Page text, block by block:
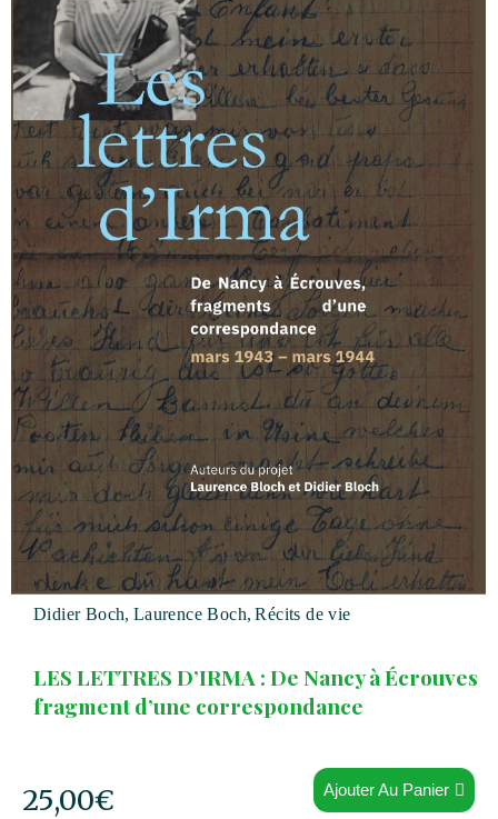
Didier Boch, Laurence Boch, Récits de vie
LES LETTRES D’IRMA : De Nancy à Écrouves
fragment d’une correspondance
25,00€ Ajouter Au Panier